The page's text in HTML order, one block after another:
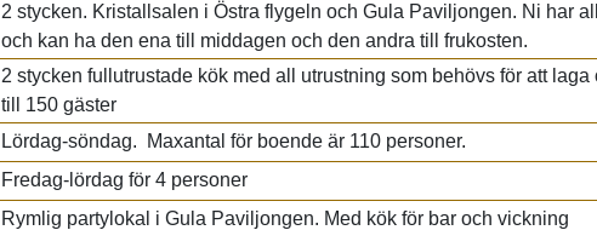
2 stycken. Kristallsalen i Östra flygeln och Gula Paviljongen. Ni har
och kan ha den ena till middagen och den andra till frukosten.
2 stycken fullutrustade kök med all utrustning som behövs för att
till 150 gäster
Lördag-söndag. Maxantal för boende är 110 personer.
Fredag-lördag för 4 personer
Rymlig partylokal i Gula Paviljongen. Med kök för bar och vickning